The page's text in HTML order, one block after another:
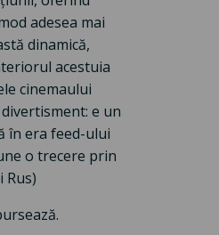
adesea mai
dinamică,
acestuia
cinemaului
e un
în era feed-ului
o trecere prin
Rus)